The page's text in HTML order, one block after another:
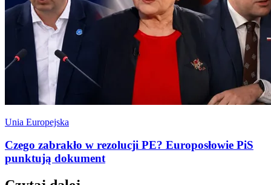
Unia Europejska
Czego zabrakło w rezolucji PE? Europosłowie PiS
punktują dokument